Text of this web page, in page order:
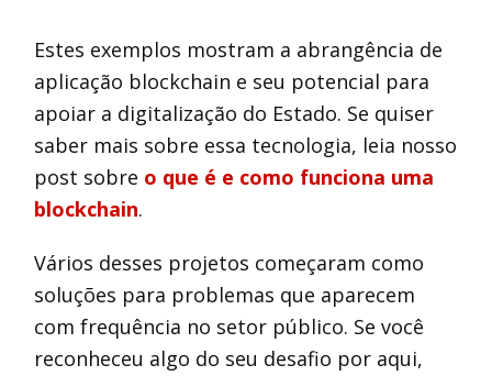
Estes exemplos mostram a abrangência de
aplicação blockchain e seu potencial para
apoiar a digitalização do Estado. Se quiser
saber mais sobre essa tecnologia, leia nosso
post sobre o que é e como funciona uma
blockchain.
Vários desses projetos começaram como
soluções para problemas que aparecem
com frequência no setor público. Se você
reconheceu algo do seu desafio por aqui,